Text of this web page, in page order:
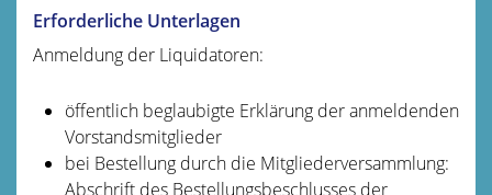
Erforderliche Unterlagen
Anmeldung der Liquidatoren:
öffentlich beglaubigte Erklärung der anmeldenden
Vorstandsmitglieder
bei Bestellung durch die Mitgliederversammlung:
Abschrift des Bestellungsbeschlusses der